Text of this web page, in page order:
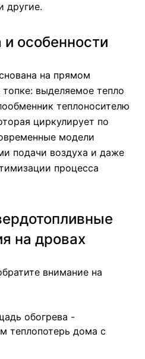
другие.
особенности
на прямом
выделяемое тепло
теплоносителю
циркулирует по
модели
подачи воздуха и даже
процесса
на дровах
внимание на
обогрева -
теплопотерь дома с